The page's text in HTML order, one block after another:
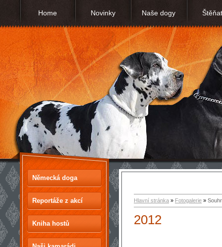
Home Novinky Naše dogy
Německá doga
Reportáže z akcí
Kniha hostů
Hlavní stránka » Fotogalerie »
2012